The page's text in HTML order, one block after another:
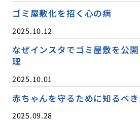
ゴミ屋敷化を招く心の病
2025.10.12
なぜインスタでゴミ屋敷を公
理
2025.10.01
赤ちゃんを守るために知るべ
2025.09.28